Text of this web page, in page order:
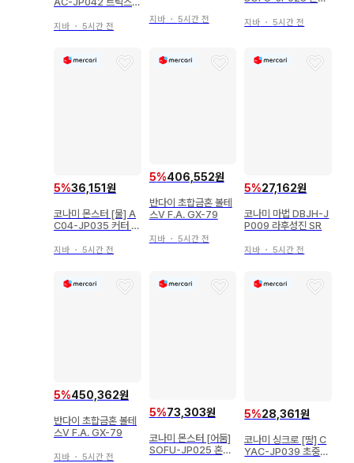
지바 ・ 5시간 전
지바・ 5시간 전
시크
지바 ・5시간 전
5%36,151원
코나미 몬스터 [물] A
C04-JP035 커터 샤
지바 ・ 5시간 전
5%406,552원
반다이 초합금혼 볼테
스V F.A. GX-79
지바・ 5시간 전
5%27,162원
코나미 마법 DBJH-J
P009 라후성진 SR
지바 ・5시간 전
5%450,362원
반다이 초합금혼 볼테
스V F.A. GX-79
지바 ・ 5시간 전
5%73,303원
코나미 몬스터 [어둠]
SOFU-JP025 혼원
5%28,361원
코나미 싱크로 [땅] C
YAC-JP039 초중천